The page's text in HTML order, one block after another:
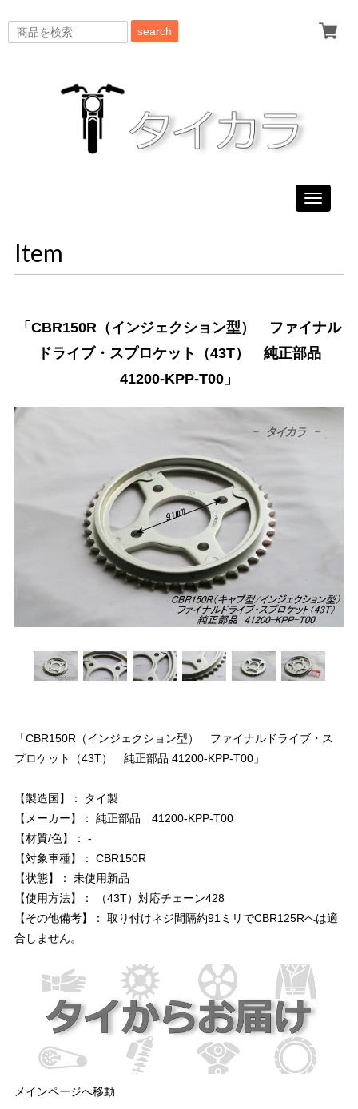
search
Toggle
Item
「CBR150R（インジェクション型） ファイナル
ドライブ・スプロケット（43T） 純正部品
41200-KPP-T00」
「CBR150R（インジェクション型） ファイナルドライブ・ス
プロケット（43T） 純正部品 41200-KPP-T00」
【製造国】： タイ製
【メーカー】： 純正部品 41200-KPP-T00
【材質/色】： -
【対象車種】： CBR150R
【状態】： 未使用新品
【使用方法】： （43T）対応チェーン428
【その他備考】： 取り付けネジ間隔約91ミリでCBR125Rへは適
合しません。
メインページへ移動